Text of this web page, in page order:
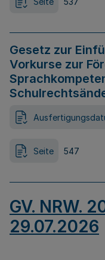
Gesetz zur
Vorkurse zur
Seite 547
GV. NRW.
29.07.2026